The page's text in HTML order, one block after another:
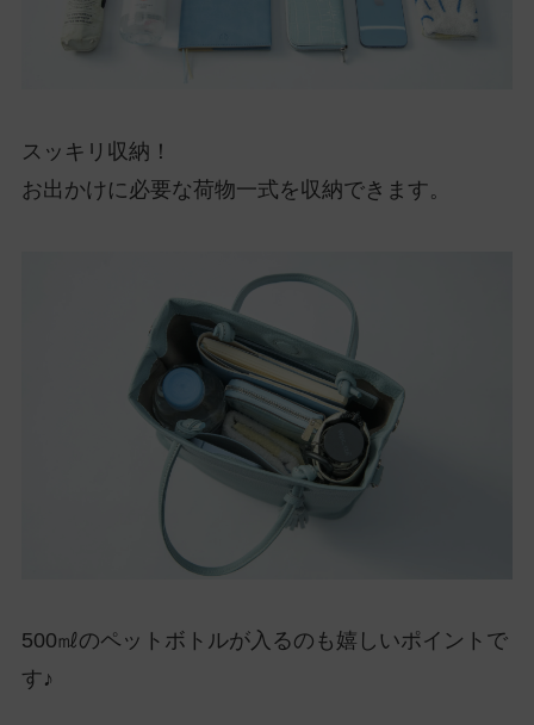
スッキリ収納！
お出かけに必要な荷物一式を収納できます。
500㎖のペットボトルが入るのも嬉しいポイントで
す♪